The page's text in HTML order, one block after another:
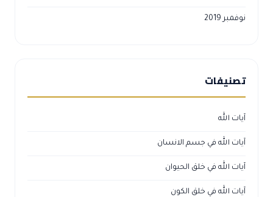
نوفمبر 2019
تصنيفات
آيات الله
آيات الله في جسم الانسان
آيات الله في خلق الحيوان
آيات الله في خلق الكون